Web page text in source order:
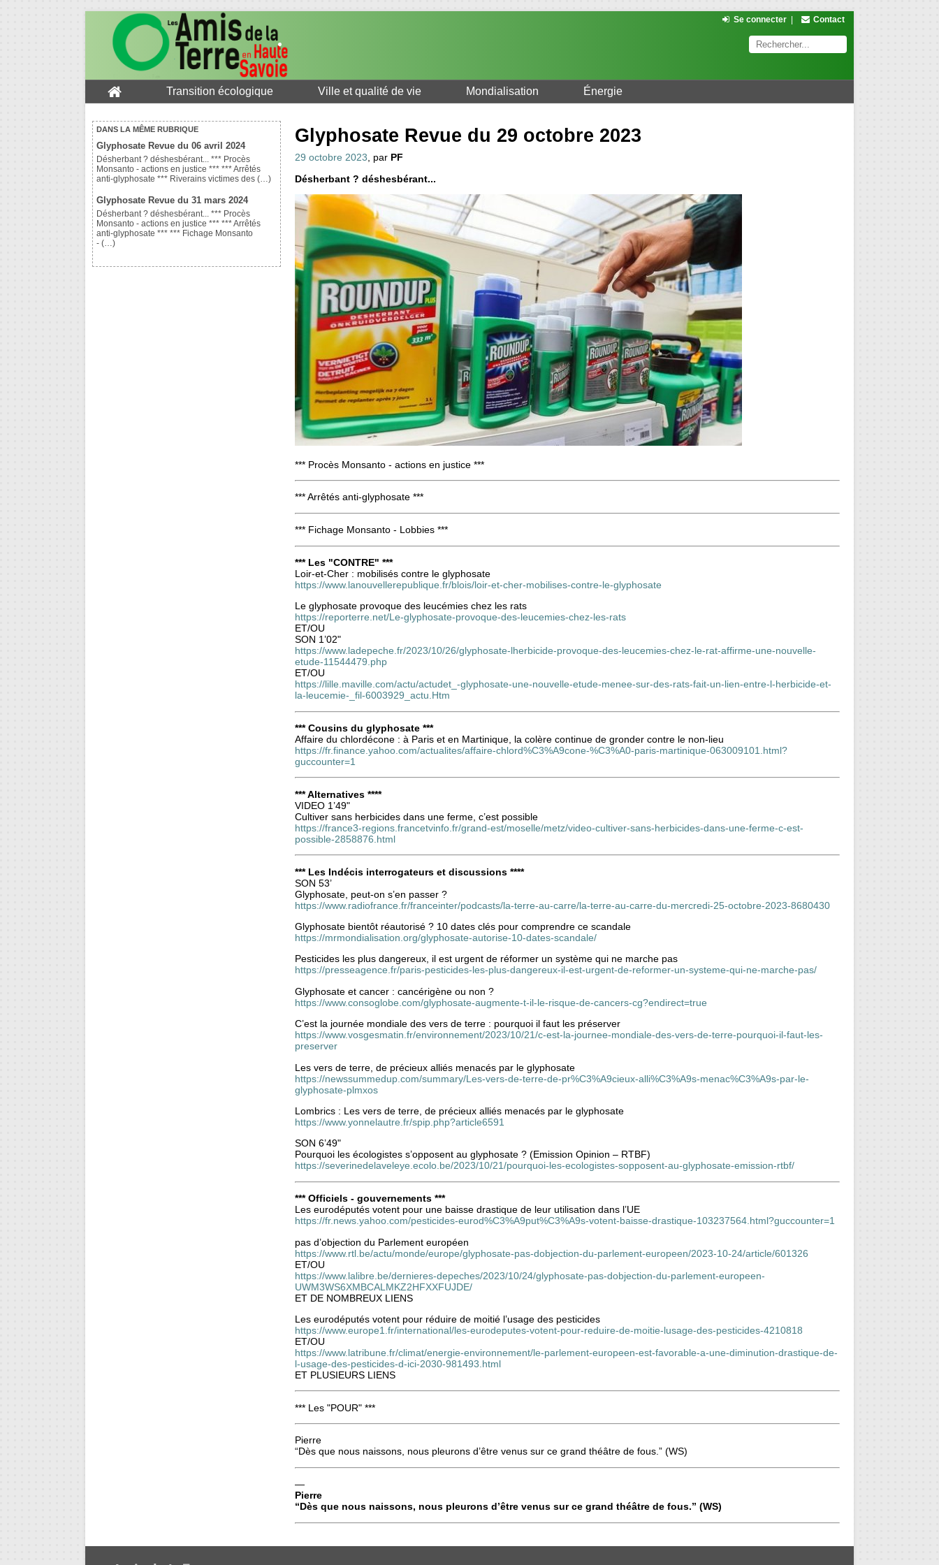
Se connecter Contact
Transition écologique Ville et qualité de vie Mondialisation Énergie
DANS LA MÊME RUBRIQUE
Glyphosate Revue du 06 avril 2024
Désherbant ? déshesbérant... *** Procès
Monsanto - actions en justice *** *** Arrêtés
anti-glyphosate *** Riverains victimes des (…)
Glyphosate Revue du 31 mars 2024
Désherbant ? déshesbérant... *** Procès
Monsanto - actions en justice *** *** Arrêtés
anti-glyphosate *** *** Fichage Monsanto
- (…)
Glyphosate Revue du 29 octobre 2023
29 octobre 2023, par PF
Désherbant ? déshesbérant...
*** Procès Monsanto - actions en justice ***
*** Arrêtés anti-glyphosate ***
*** Fichage Monsanto - Lobbies ***
*** Les "CONTRE" ***
Loir-et-Cher : mobilisés contre le glyphosate
https://www.lanouvellerepublique.fr/blois/loir-et-cher-mobilises-contre-le-glyphosate
Le glyphosate provoque des leucémies chez les rats
https://reporterre.net/Le-glyphosate-provoque-des-leucemies-chez-les-rats
ET/OU
SON 1’02"
https://www.ladepeche.fr/2023/10/26/glyphosate-lherbicide-provoque-des-leucemies-chez-le-rat-affirme-une-nouvelle-
etude-11544479.php
ET/OU
https://lille.maville.com/actu/actudet_-glyphosate-une-nouvelle-etude-menee-sur-des-rats-fait-un-lien-entre-l-herbicide-et-
la-leucemie-_fil-6003929_actu.Htm
*** Cousins du glyphosate ***
Affaire du chlordécone : à Paris et en Martinique, la colère continue de gronder contre le non-lieu
https://fr.finance.yahoo.com/actualites/affaire-chlord%C3%A9cone-%C3%A0-paris-martinique-063009101.html?
guccounter=1
*** Alternatives ****
VIDEO 1’49"
Cultiver sans herbicides dans une ferme, c’est possible
https://france3-regions.francetvinfo.fr/grand-est/moselle/metz/video-cultiver-sans-herbicides-dans-une-ferme-c-est-
possible-2858876.html
*** Les Indécis interrogateurs et discussions ****
SON 53’
Glyphosate, peut-on s’en passer ?
https://www.radiofrance.fr/franceinter/podcasts/la-terre-au-carre/la-terre-au-carre-du-mercredi-25-octobre-2023-8680430
Glyphosate bientôt réautorisé ? 10 dates clés pour comprendre ce scandale
https://mrmondialisation.org/glyphosate-autorise-10-dates-scandale/
Pesticides les plus dangereux, il est urgent de réformer un système qui ne marche pas
https://presseagence.fr/paris-pesticides-les-plus-dangereux-il-est-urgent-de-reformer-un-systeme-qui-ne-marche-pas/
Glyphosate et cancer : cancérigène ou non ?
https://www.consoglobe.com/glyphosate-augmente-t-il-le-risque-de-cancers-cg?endirect=true
C’est la journée mondiale des vers de terre : pourquoi il faut les préserver
https://www.vosgesmatin.fr/environnement/2023/10/21/c-est-la-journee-mondiale-des-vers-de-terre-pourquoi-il-faut-les-
preserver
Les vers de terre, de précieux alliés menacés par le glyphosate
https://newssummedup.com/summary/Les-vers-de-terre-de-pr%C3%A9cieux-alli%C3%A9s-menac%C3%A9s-par-le-
glyphosate-plmxos
Lombrics : Les vers de terre, de précieux alliés menacés par le glyphosate
https://www.yonnelautre.fr/spip.php?article6591
SON 6’49"
Pourquoi les écologistes s’opposent au glyphosate ? (Emission Opinion – RTBF)
https://severinedelaveleye.ecolo.be/2023/10/21/pourquoi-les-ecologistes-sopposent-au-glyphosate-emission-rtbf/
*** Officiels - gouvernements ***
Les eurodéputés votent pour une baisse drastique de leur utilisation dans l’UE
https://fr.news.yahoo.com/pesticides-eurod%C3%A9put%C3%A9s-votent-baisse-drastique-103237564.html?guccounter=1
pas d’objection du Parlement européen
https://www.rtl.be/actu/monde/europe/glyphosate-pas-dobjection-du-parlement-europeen/2023-10-24/article/601326
ET/OU
https://www.lalibre.be/dernieres-depeches/2023/10/24/glyphosate-pas-dobjection-du-parlement-europeen-
UWM3WS6XMBCALMKZ2HFXXFUJDE/
ET DE NOMBREUX LIENS
Les eurodéputés votent pour réduire de moitié l’usage des pesticides
https://www.europe1.fr/international/les-eurodeputes-votent-pour-reduire-de-moitie-lusage-des-pesticides-4210818
ET/OU
https://www.latribune.fr/climat/energie-environnement/le-parlement-europeen-est-favorable-a-une-diminution-drastique-de-
l-usage-des-pesticides-d-ici-2030-981493.html
ET PLUSIEURS LIENS
*** Les "POUR" ***
Pierre
“Dès que nous naissons, nous pleurons d’être venus sur ce grand théâtre de fous.” (WS)
—
Pierre
“Dès que nous naissons, nous pleurons d’être venus sur ce grand théâtre de fous.” (WS)